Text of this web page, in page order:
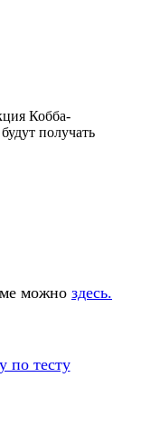
Кобба-
получать
можно здесь.
по тесту